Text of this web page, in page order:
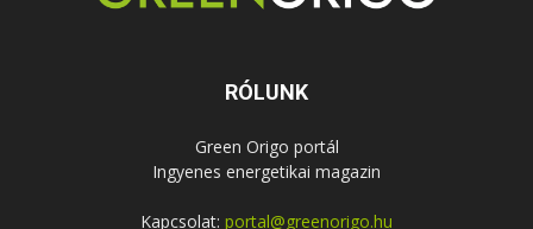
RÓLUNK
Green Origo portál
Ingyenes energetikai magazin
Kapcsolat: portal@greenorigo.hu